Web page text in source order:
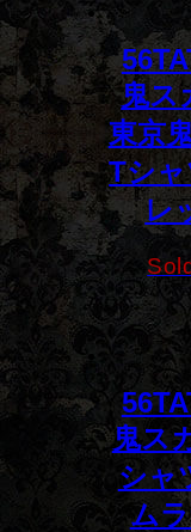
鬼
東京
Tシ
レ
鬼ス
シャ
ム